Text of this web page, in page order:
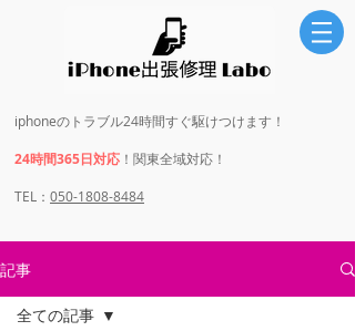
iphoneのトラブル24時間すぐ駆けつけます！
24時間365日対応 ！関東全域対応！
​​TEL： 050-1808-8484
記事
全ての記事